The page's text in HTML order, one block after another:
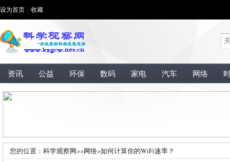
设为首页 收藏
资讯 公益 环保 数码 家电 汽车 网络
您的位置： 科学观察网>>网络>如何计算你的WiFi速率？